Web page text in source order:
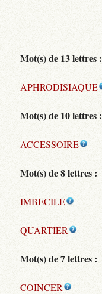
Mot(s) de 13 lettres :
APHRODISIAQUE
Mot(s) de 10 lettres :
ACCESSOIRE
Mot(s) de 8 lettres :
IMBECILE
QUARTIER
Mot(s) de 7 lettres :
COINCER